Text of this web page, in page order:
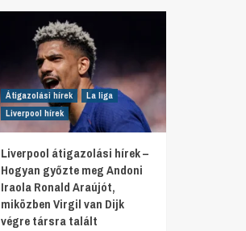
Átigazolási hírek
La liga
Liverpool hírek
Liverpool átigazolási hírek –
Hogyan győzte meg Andoni
Iraola Ronald Araújót,
miközben Virgil van Dijk
végre társra talált